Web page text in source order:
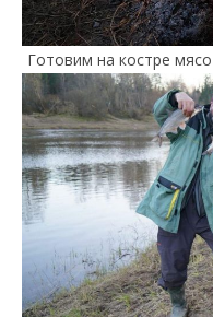
Готовим на костре